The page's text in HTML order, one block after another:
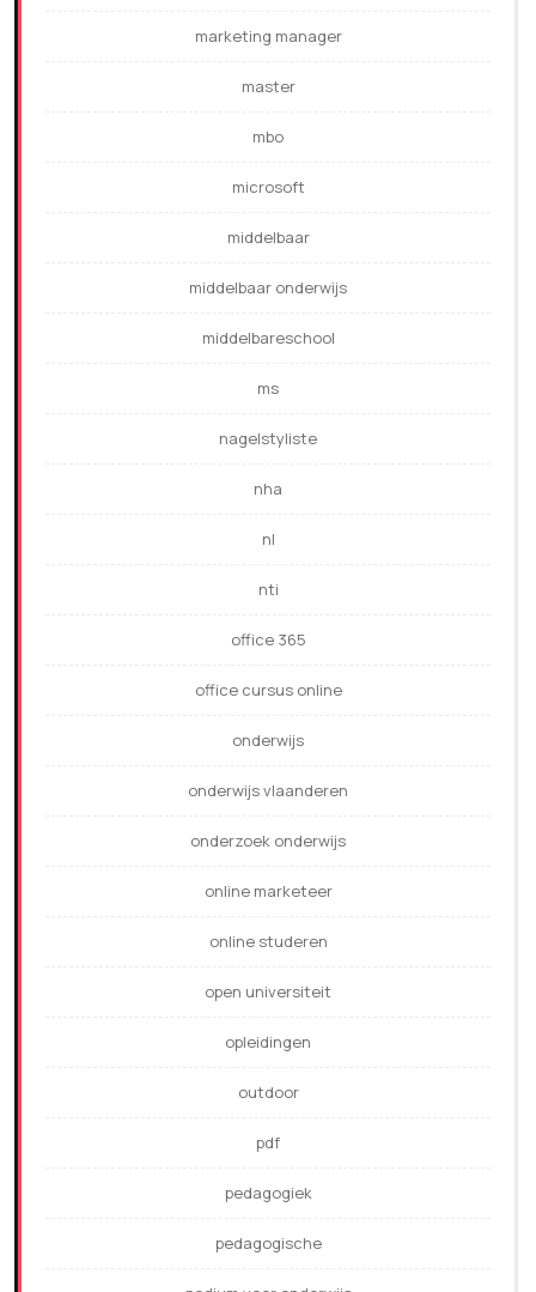
marketing manager
master
mbo
microsoft
middelbaar
middelbaar onderwijs
middelbareschool
ms
nagelstyliste
nha
nl
nti
office 365
office cursus online
onderwijs
onderwijs vlaanderen
onderzoek onderwijs
online marketeer
online studeren
open universiteit
opleidingen
outdoor
pdf
pedagogiek
pedagogische